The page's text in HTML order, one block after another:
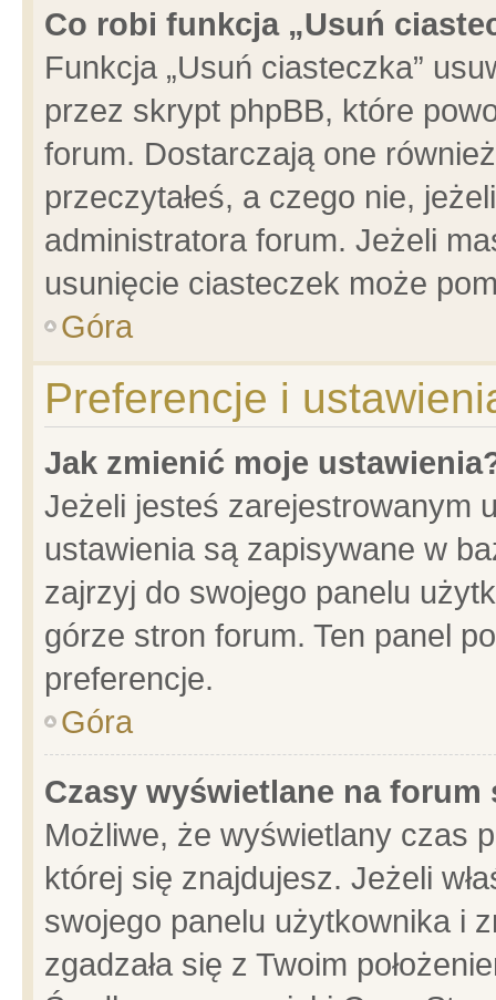
Co robi funkcja „Usuń
Funkcja „Usuń ciasteczka”
przez skrypt phpBB, które
forum. Dostarczają one
przeczytałeś, a czego nie,
administratora forum. Jeżeli
usunięcie ciasteczek może
Góra
Preferencje i
Jak zmienić moje
Jeżeli jesteś zarejestrowanym
ustawienia są zapisywane w
zajrzyj do swojego panelu
górze stron forum. Ten panel
preferencje.
Góra
Czasy wyświetlane na forum
Możliwe, że wyświetlany czas
której się znajdujesz. Jeżeli
swojego panelu użytkownika i
zgadzała się z Twoim